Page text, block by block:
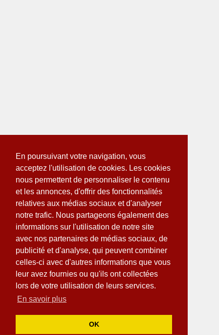
En poursuivant votre navigation, vous
acceptez l'utilisation de cookies. Les cookies
nous permettent de personnaliser le contenu
et les annonces, d'offrir des fonctionnalités
relatives aux médias sociaux et d'analyser
notre trafic. Nous partageons également des
informations sur l'utilisation de notre site
avec nos partenaires de médias sociaux, de
publicité et d'analyse, qui peuvent combiner
celles-ci avec d'autres informations que vous
leur avez fournies ou qu'ils ont collectées
lors de votre utilisation de leurs services.
En savoir plus
OK